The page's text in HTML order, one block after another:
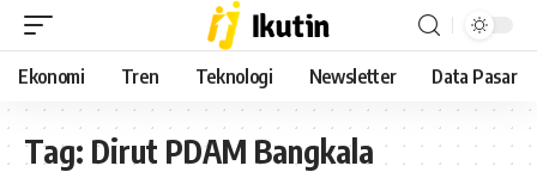
Ekonomi Tren Teknologi Newsletter Data Pasar
Tag: Dirut PDAM Bangkala